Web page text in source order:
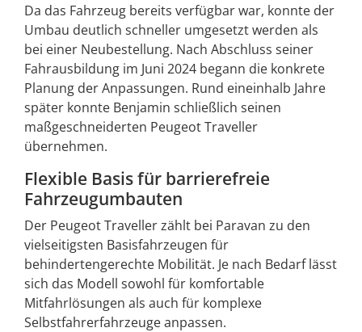
Da das Fahrzeug bereits verfügbar war, konnte der
Umbau deutlich schneller umgesetzt werden als
bei einer Neubestellung. Nach Abschluss seiner
Fahrausbildung im Juni 2024 begann die konkrete
Planung der Anpassungen. Rund eineinhalb Jahre
später konnte Benjamin schließlich seinen
maßgeschneiderten Peugeot Traveller
übernehmen.
Flexible Basis für barrierefreie
Fahrzeugumbauten
Der Peugeot Traveller zählt bei Paravan zu den
vielseitigsten Basisfahrzeugen für
behindertengerechte Mobilität. Je nach Bedarf lässt
sich das Modell sowohl für komfortable
Mitfahrlösungen als auch für komplexe
Selbstfahrerfahrzeuge anpassen.